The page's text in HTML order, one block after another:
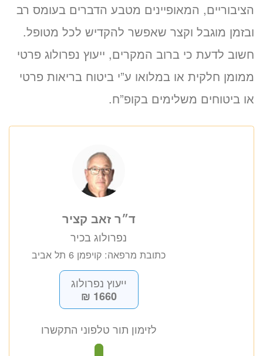
הציבוריים, המאופיינים מטבע הדברים בעומס רב
ובזמן מוגבל וקצר שאפשר להקדיש לכל מטופל.
חשוב לדעת כי ברוב המקרים, ייעוץ נפרולוג פרטי
ממומן חלקית או במלואו ע”י ביטוח בריאות פרטי
או ביטוחים משלימים בקופ”ח.